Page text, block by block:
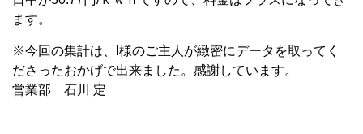
ます。
※今回の集計は、I様のご主人が緻密にデータを取ってく
ださったおかげで出来ました。感謝しています。
営業部 石川 定